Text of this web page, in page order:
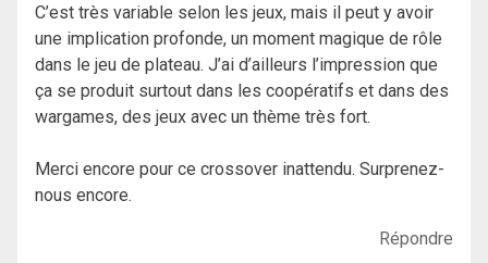
C’est très variable selon les jeux, mais il peut y avoir
une implication profonde, un moment magique de rôle
dans le jeu de plateau. J’ai d’ailleurs l’impression que
ça se produit surtout dans les coopératifs et dans des
wargames, des jeux avec un thème très fort.
Merci encore pour ce crossover inattendu. Surprenez-
nous encore.
Répondre